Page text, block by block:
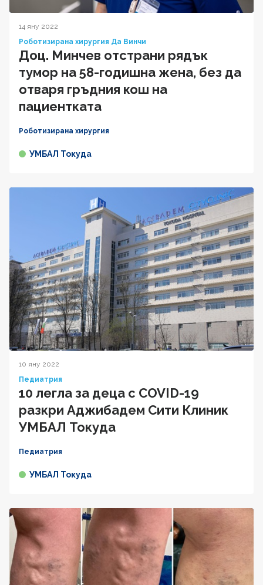
14 яну 2022
Роботизирана хирургия Да Винчи
Доц. Минчев отстрани рядък
тумор на 58-годишна жена, без да
отваря гръдния кош на
пациентката
Роботизирана хирургия
УМБАЛ Токуда
10 яну 2022
Педиатрия
10 легла за деца с COVID-19
разкри Аджибадем Сити Клиник
УМБАЛ Токуда
Педиатрия
УМБАЛ Токуда